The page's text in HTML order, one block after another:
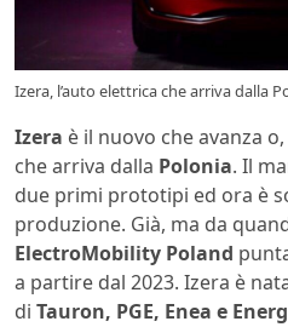
Izera, l’auto elettrica che arriva dalla
Izera è il nuovo che avanza
che arriva dalla Polonia. Il
due primi prototipi ed ora è
produzione. Già, ma da
ElectroMobility Poland
a partire dal 2023. Izera è
di Tauron, PGE, Enea e